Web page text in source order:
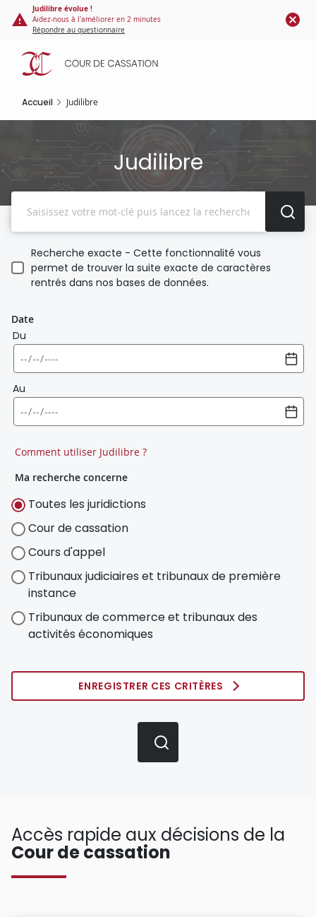
Panneau de gestion des cookies
contenu
principal
Judilibre évolue !
Aidez-nous à l'améliorer en 2 minutes
Répondre au questionnaire
Accueil Judilibre
Judilibre
Recherche exacte - Cette fonctionnalité vous
permet de trouver la suite exacte de caractères
rentrés dans nos bases de données.
Date
Du
Au
Comment utiliser Judilibre ?
Ma recherche concerne
Toutes les juridictions
Cour de cassation
Cours d'appel
Tribunaux judiciaires et tribunaux de première
instance
Tribunaux de commerce et tribunaux des
activités économiques
ENREGISTRER CES CRITÈRES
Accès rapide aux décisions de la
Cour de cassation